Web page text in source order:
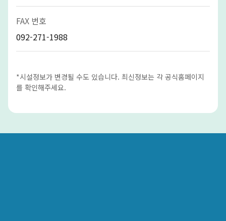
FAX 번호
092-271-1988
*시설정보가 변경될 수도 있습니다. 최신정보는 각 공식홈페이지
를 확인해주세요.